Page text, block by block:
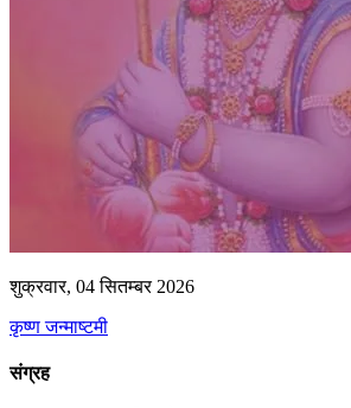
शुक्रवार, 04 सितम्बर 2026
कृष्ण जन्माष्टमी
संग्रह